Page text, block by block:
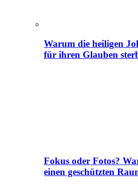
Warum die heiligen
für ihren Glauben
Fokus oder Fotos?
einen geschützten